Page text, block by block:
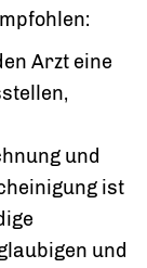
Arzt eine
und
ist
und